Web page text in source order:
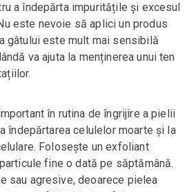
a îndepărta impuritățile și excesul
este nevoie să aplici un produs
gâtului este mult mai sensibilă
va ajuta la menținerea unui ten
în rutina de îngrijire a pielii
îndepărtarea celulelor moarte și la
Folosește un exfoliant
fine o dată pe săptămână.
sau agresive, deoarece pielea